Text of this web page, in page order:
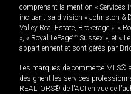
comprenant la mention « Services
incluant sa division « Johnston &
Valley Real Estate, Brokerage », «
», « Royal LePageMD Sussex », et «
appartiennent et sont gérés par
Les marques de commerce
désignent les services
REALTORS® de l'ACI en vue de